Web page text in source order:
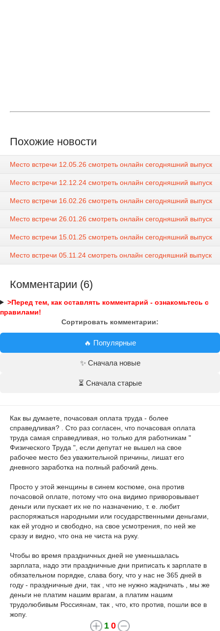
Похожие новости
Место встречи 12.05.26 смотреть онлайн сегодняшний выпуск
Место встречи 12.12.24 смотреть онлайн сегодняшний выпуск
Место встречи 16.02.26 смотреть онлайн сегодняшний выпуск
Место встречи 26.01.26 смотреть онлайн сегодняшний выпуск
Место встречи 15.01.25 смотреть онлайн сегодняшний выпуск
Место встречи 05.11.24 смотреть онлайн сегодняшний выпуск
Комментарии (6)
>Перед тем, как оставлять комментарий - ознакомьтесь с
правилами!
Сортировать комментарии:
🔥 Популярные
✨ Сначала новые
⏳ Сначала старые
Как вы думаете, почасовая оплата труда - более
справедливая? . Сто раз согласен, что почасовая оплата
труда самая справедливая, но только для работникам "
Физического Труда ", если депутат не вышел на свое
рабочее место без уважительной причины, лишат его
дневного заработка на полный рабочий день.
Просто у этой женщины в синем костюме, она против
почасовой оплате, потому что она видимо приворовывает
деньги или пускает их не по назначению, т. е. любит
распоряжаться народными или государственными деньгами,
как ей угодно и свободно, на свое усмотрения, по ней же
сразу и видно, что она не чиста на руку.
Чтобы во время праздничных дней не уменьшалась
зарплата, надо эти праздничные дни приписать к зарплате в
обязательном порядке, слава богу, что у нас не 365 дней в
году - праздничные дни, так , что не нужно жадничать , мы же
деньги не платим нашим врагам, а платим нашим
трудолюбивым Россиянам, так , что, кто против, пошли все в
жопу.
1 0